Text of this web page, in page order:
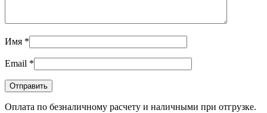
Имя *
Email *
Оплата по безналичному расчету и наличными при отгрузке.